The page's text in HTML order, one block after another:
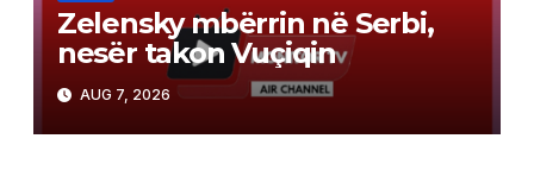
Zelensky mbërrin në Serbi,
nesër takon Vuçiqin
AUG 7, 2026